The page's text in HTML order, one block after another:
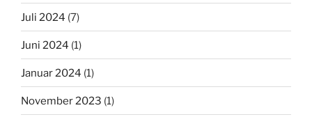
Juli 2024 (7)
Juni 2024 (1)
Januar 2024 (1)
November 2023 (1)